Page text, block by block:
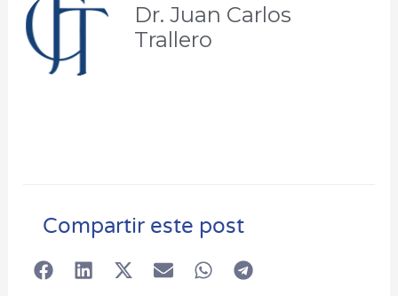
Dr. Juan Carlos
Trallero
Compartir este post